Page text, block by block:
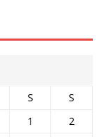
S
S
1
2